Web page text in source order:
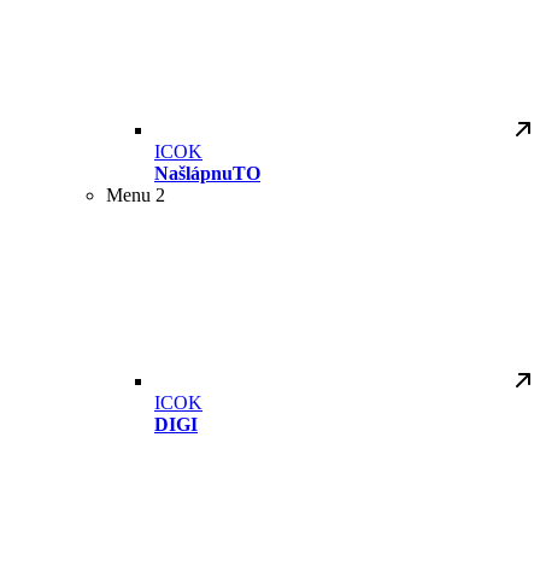
ICOK
NašlápnuTO
Menu 2
ICOK
DIGI